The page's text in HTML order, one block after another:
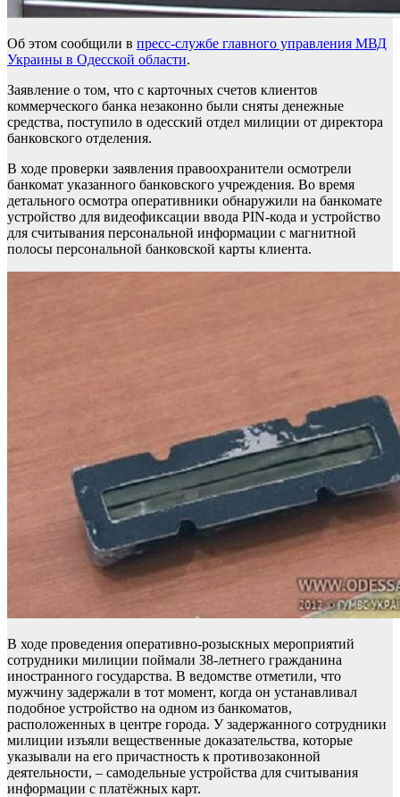
Об этом сообщили в пресс-службе главного управления МВД
Украины в Одесской области.
Заявление о том, что с карточных счетов клиентов
коммерческого банка незаконно были сняты денежные
средства, поступило в одесский отдел милиции от директора
банковского отделения.
В ходе проверки заявления правоохранители осмотрели
банкомат указанного банковского учреждения. Во время
детального осмотра оперативники обнаружили на банкомате
устройство для видеофиксации ввода PIN-кода и устройство
для считывания персональной информации с магнитной
полосы персональной банковской карты клиента.
В ходе проведения оперативно-розыскных мероприятий
сотрудники милиции поймали 38-летнего гражданина
иностранного государства. В ведомстве отметили, что
мужчину задержали в тот момент, когда он устанавливал
подобное устройство на одном из банкоматов,
расположенных в центре города. У задержанного сотрудники
милиции изъяли вещественные доказательства, которые
указывали на его причастность к противозаконной
деятельности, – самодельные устройства для считывания
информации с платёжных карт.